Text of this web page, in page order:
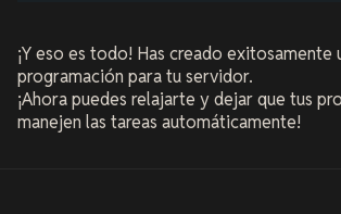
¡Y eso es todo! Has creado exitosamente
programación para tu servidor.
¡Ahora puedes relajarte y dejar que tus
manejen las tareas automáticamente!